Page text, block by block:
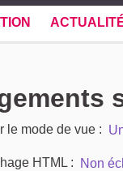
le mode de vue :
HTML : Non